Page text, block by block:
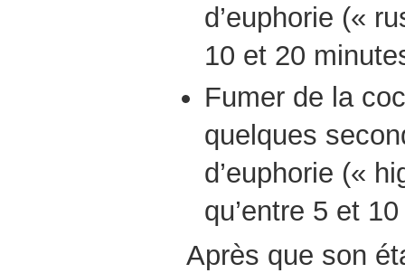
d’euphorie («
10 et 20
Fumer de la
quelques
d’euphorie («
qu’entre 5 et
Après que son